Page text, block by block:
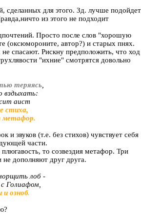
сделанных для этого. Зд. лучше подойдет
из этого не подходит
Просто после слов "хорошую
(оксюмороните, автор?) и старых пнях.
спасают. Рискну предположить, что ход
"ихние" смотрятся довольно
теряясь,
вздыхать:
аист
стиха,
метафор.
и звуков (т.е. без стихов) чувствует себя
части.
то созвездия метафор. Три
дополняют друг друга.
лоб -
Голиафом,
и озноб.